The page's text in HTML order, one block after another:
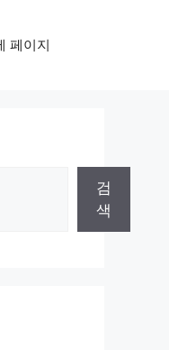
페이지
검
색